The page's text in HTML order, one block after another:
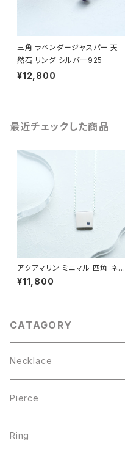
三角 ラベンダージャスパー 天
然石 リング シルバー925
¥12,800
最近チェックした商品
アクアマリン ミニマル 四角 ネッ
クレス シルバー925
¥11,800
CATAGORY
Necklace
Pierce
Ring